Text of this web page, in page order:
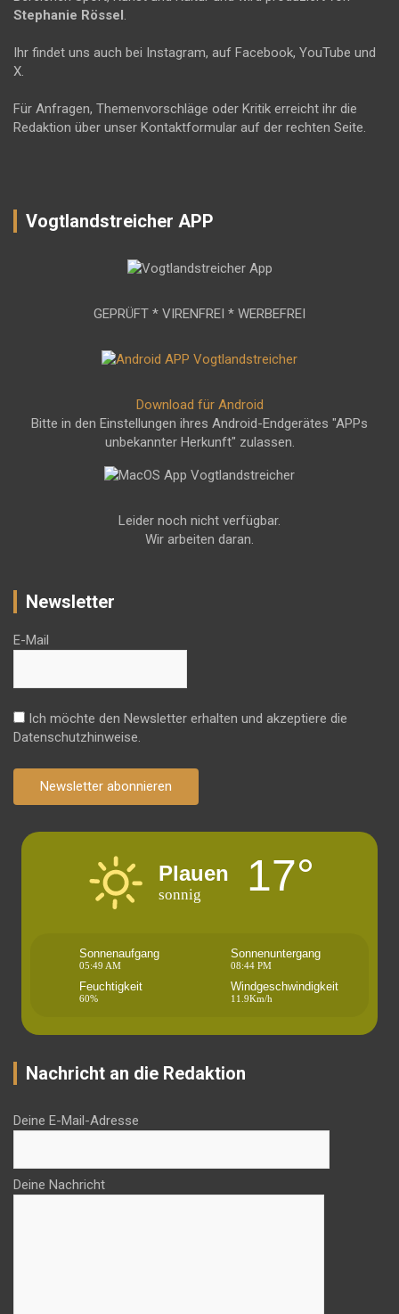
Stephanie Rössel.
Ihr findet uns auch bei Instagram, auf Facebook, YouTube und
X.
Für Anfragen, Themenvorschläge oder Kritik erreicht ihr die
Redaktion über unser Kontaktformular auf der rechten Seite.
Vogtlandstreicher APP
GEPRÜFT * VIRENFREI * WERBEFREI
Download für Android
Bitte in den Einstellungen ihres Android-Endgerätes "APPs
unbekannter Herkunft" zulassen.
Leider noch nicht verfügbar.
Wir arbeiten daran.
Newsletter
E-Mail
Ich möchte den Newsletter erhalten und akzeptiere die
Datenschutzhinweise.
Newsletter abonnieren
Plauen
sonnig 17°
Sonnenaufgang
05:49 AM
Sonnenuntergang
08:44 PM
Feuchtigkeit
60%
Windgeschwindigkeit
11.9Km/h
Nachricht an die Redaktion
Deine E-Mail-Adresse
Deine Nachricht